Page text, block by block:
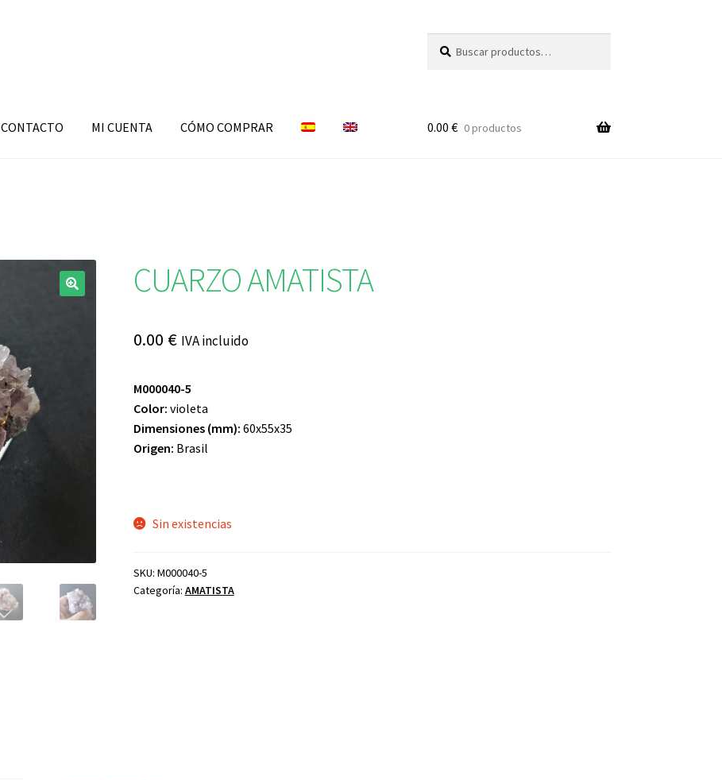
por:
CONTACTO MI CUENTA CÓMO COMPRAR 0.00 € 0 productos
CUARZO AMATISTA
0.00 € IVA incluido
M000040-5
Color: violeta
Dimensiones (mm): 60x55x35
Origen: Brasil
Sin existencias
SKU: M000040-5
Categoría: AMATISTA